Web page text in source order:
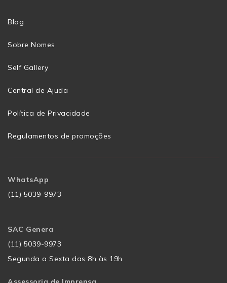
Blog
Sobre Nomes
Self Gallery
Central de Ajuda
Política de Privacidade
Regulamentos de promoções
WhatsApp
(11) 5039-9973
SAC Genera
(11) 5039-9973
Segunda a Sexta das 8h às 19h